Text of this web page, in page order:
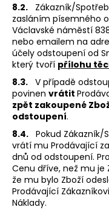
8.2. Zákazník/
zasláním písemného
Václavské náměstí
nebo emailem na
účely odstoupení od
který tvoří přílohu
8.3. V případě
povinen vrátit
zpět zakoupené
odstoupení.
8.4. Pokud Zákazník/
vrátí mu Prodávající
dnů od odstoupení.
Cenu dříve, než mu je
že mu bylo Zboží
Prodávající
Náklady.